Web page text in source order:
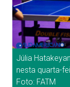
Júlia
nesta quarta-
Foto: FATM